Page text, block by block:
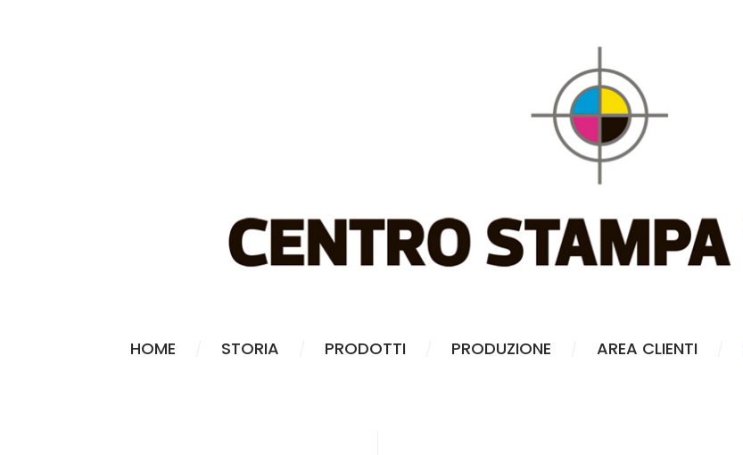
HOME STORIA PRODOTTI PRODUZIONE AREA CLIENTI